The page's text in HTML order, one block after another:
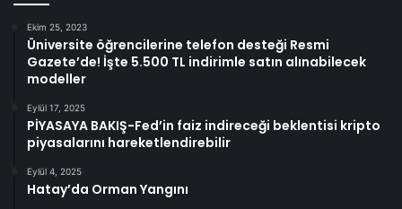
Ekim 25, 2023
Üniversite öğrencilerine telefon desteği Resmi
Gazete’de! İşte 5.500 TL indirimle satın alınabilecek
modeller
Eylül 17, 2025
PİYASAYA BAKIŞ-Fed’in faiz indireceği beklentisi kripto
piyasalarını hareketlendirebilir
Eylül 4, 2025
Hatay’da Orman Yangını